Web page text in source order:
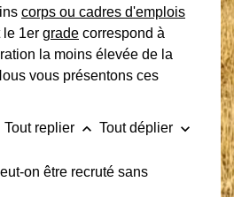
corps ou cadres d'emplois
le 1er grade correspond à
la moins élevée de la
vous présentons ces
Tout replier keyboard_arrow_up Tout déplier keyboard_arrow_down
on être recruté sans